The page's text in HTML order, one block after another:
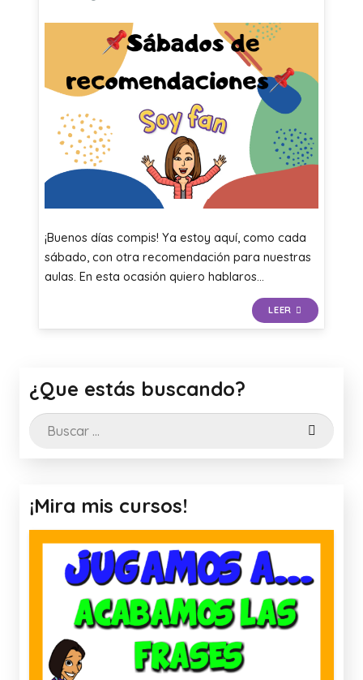
¡Buenos días compis! Ya estoy aquí, como cada
sábado, con otra recomendación para nuestras
aulas. En esta ocasión quiero hablaros…
LEER
¿Que estás buscando?
Buscar:
¡Mira mis cursos!